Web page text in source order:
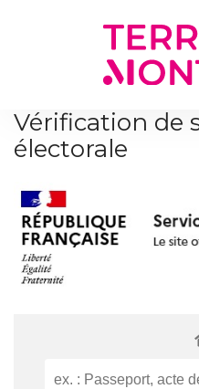
Vérification de
électorale